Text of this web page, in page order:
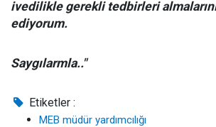
ivedilikle gerekli tedbirleri
ediyorum.
Saygılarmla.."
Etiketler :
MEB müdür yardımcılığı